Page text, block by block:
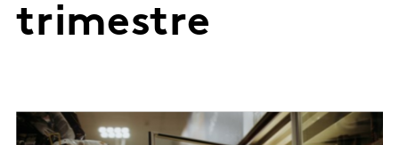
trimestre